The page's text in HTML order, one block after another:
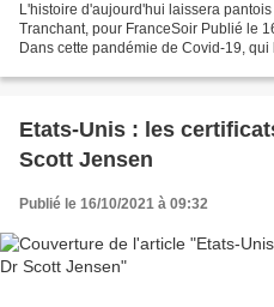
L'histoire d'aujourd'hui laissera
Tranchant, pour FranceSoir Publié le
Dans cette pandémie de Covid-19,
Etats-Unis : les
Scott Jensen
Publié le 16/10/2021 à 09:32